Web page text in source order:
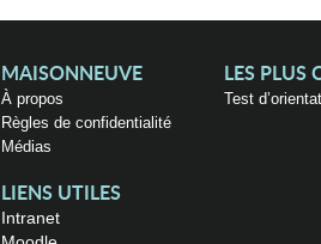
MAISONNEUVE
À propos
Règles de confidentialité
Médias
LES PLUS
Test
LIENS UTILES
Intranet